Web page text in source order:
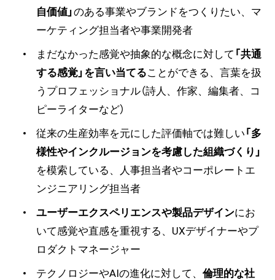
自価値」のある事業やブランドをつくりたい、マ
ーケティング担当者や事業開発者
まだなかった感覚や抽象的な概念に対して 「共通
する感覚」を言い当てることができる、言葉を扱
うプロフェッショナル（詩人、作家、編集者、コ
ピーライターなど）
従来の生産効率を元にした評価軸では難しい 「多
様性やインクルージョンを考慮した組織づくり」
を模索している、人事担当者やコーポレートエ
ンジニアリング担当者
ユーザーエクスペリエンスや製品デザインにお
いて感覚や直感を重視する、UXデザイナーやプ
ロダクトマネージャー
テクノロジーやAIの進化に対して、倫理的な社